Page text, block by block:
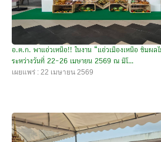
อ.ต.ก. พาแอ่วเหนือ!! ในงาน “แอ่วเมืองเหนือ ชิมผล
ระหว่างวันที่ 22-26 เมษายน 2569 ณ มีโ...
เผยแพร่ : 22 เมษายน 2569